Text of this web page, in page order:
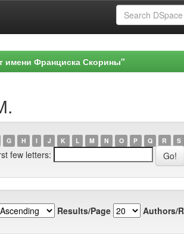
имени Франциска Скорины"
G H I J K L M N O P Q R S
few letters:
Results/Page Authors/